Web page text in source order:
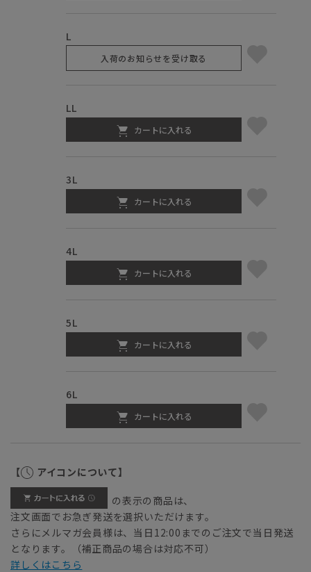
L
入荷のお知らせを受け取る
LL
カートに入れる
3L
カートに入れる
4L
カートに入れる
5L
カートに入れる
6L
カートに入れる
【 アイコンについて】
の表示の商品は、
注文画面でお急ぎ発送を選択いただけます。
さらにメルマガ会員様は、当日12:00までのご注文で当日発送
となります。（補正商品の場合は対応不可）
詳しくはこちら